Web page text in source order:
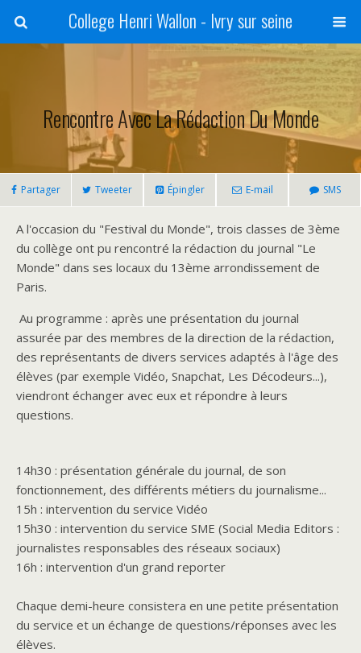
College Henri Wallon - Ivry sur seine
Rencontre Avec La Rédaction Du Monde
Partager Tweeter Épingler E-mail SMS
A l'occasion du "Festival du Monde", trois classes de 3ème
du collège ont pu rencontré la rédaction du journal "Le
Monde" dans ses locaux du 13ème arrondissement de
Paris.
Au programme : après une présentation du journal
assurée par des membres de la direction de la rédaction,
des représentants de divers services adaptés à l'âge des
élèves (par exemple Vidéo, Snapchat, Les Décodeurs...),
viendront échanger avec eux et répondre à leurs
questions.
14h30 : présentation générale du journal, de son
fonctionnement, des différents métiers du journalisme...
15h : intervention du service Vidéo
15h30 : intervention du service SME (Social Media Editors :
journalistes responsables des réseaux sociaux)
16h : intervention d'un grand reporter
Chaque demi-heure consistera en une petite présentation
du service et un échange de questions/réponses avec les
élèves.